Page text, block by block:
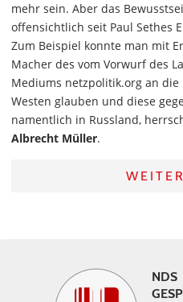
mehr sein. Aber das
offensichtlich seit Paul Sethes
Zum Beispiel konnte man mit
Macher des vom Vorwurf des
Mediums netzpolitik.org an
Westen glauben und diese
namentlich in Russland,
Albrecht Müller.
NDS